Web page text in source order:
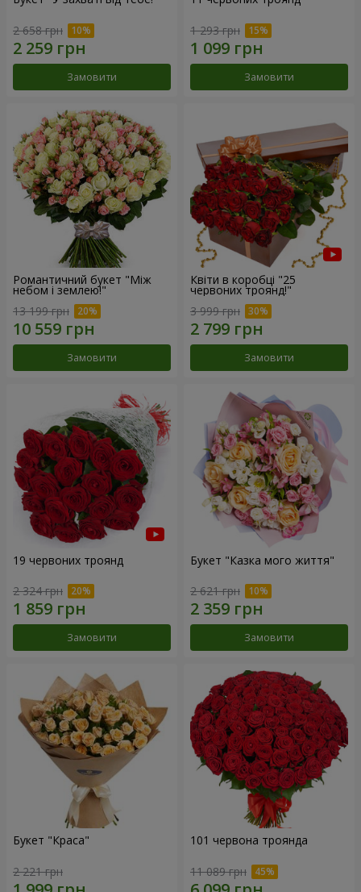
2 658 грн
Замовити
1 293 грн
Замовити
Романтичний букет "Між
небом і землею!"
13 199 грн
Замовити
Квіти в коробці "25
червоних троянд!"
3 999 грн
Замовити
19 червоних троянд
2 324 грн
Замовити
Букет "Казка мого життя"
2 621 грн
Замовити
Букет "Краса"
2 221 грн
101 червона троянда
11 089 грн